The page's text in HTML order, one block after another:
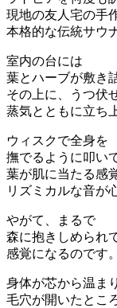
現地の友人宅の手
本格的な伝統サウ
室内の台には
葉とハーブが敷き
その上に、うつ伏
蒸気とともに立ち
ウィスクで全身を
撫でるように叩い
葉が肌に当たる感
リズミカルな音が
やがて、まるで
森に抱きしめられ
感覚になるのです。
身体が芯から温まり
毛穴が開いたとこ